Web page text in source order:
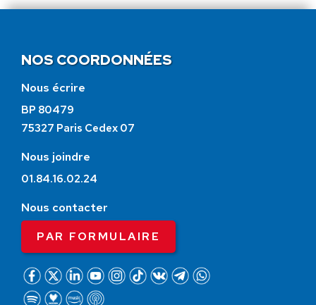
NOS COORDONNÉES
Nous écrire
BP 80479
75327 Paris Cedex 07
Nous joindre
01.84.16.02.24
Nous contacter
PAR FORMULAIRE